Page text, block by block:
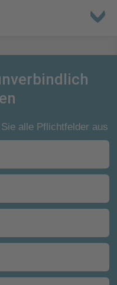
alle Pflichtfelder aus